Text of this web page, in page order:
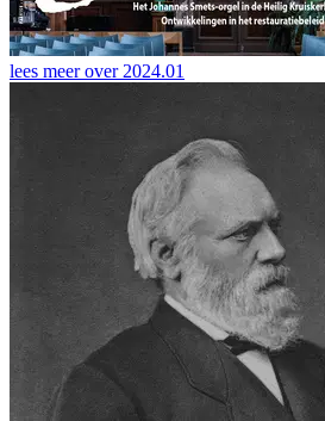
lees meer over2024.01